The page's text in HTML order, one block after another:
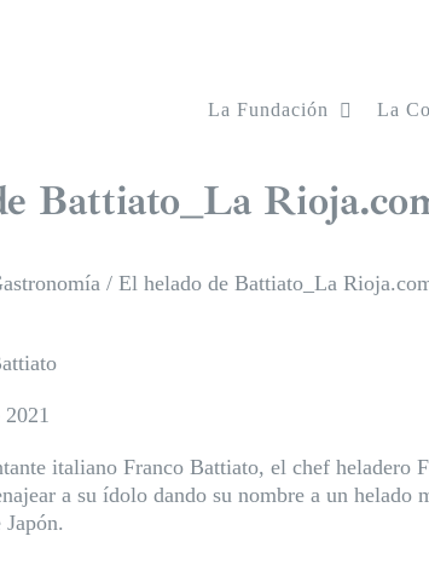
La Fundación La
Battiato_La
/ El helado de Battiato_La
2021
italiano Franco Battiato, el chef heladero
a su ídolo dando su nombre a un helado